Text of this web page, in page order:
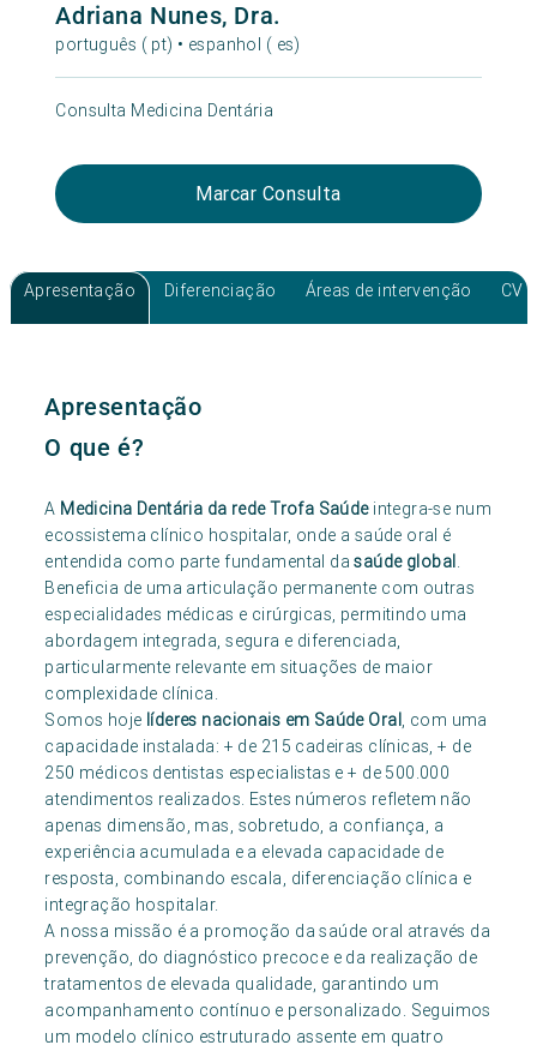
Adriana Nunes, Dra.
português ( pt) • espanhol ( es)
Consulta Medicina Dentária
Marcar Consulta
Apresentação Diferenciação Áreas de intervenção CV
Apresentação
O que é?
A Medicina Dentária da rede Trofa Saúdeintegra-se num
ecossistema clínico hospitalar, onde a saúde oral é
entendida como parte fundamental dasaúde global .
Beneficia de uma articulação permanente com outras
especialidades médicas e cirúrgicas, permitindo uma
abordagem integrada, segura e diferenciada,
particularmente relevante em situações de maior
complexidade clínica.
Somos hoje líderes nacionais em Saúde Oral , com uma
capacidade instalada: + de 215 cadeiras clínicas, + de
250 médicos dentistas especialistas e + de 500.000
atendimentos realizados. Estes números refletem não
apenas dimensão, mas, sobretudo, a confiança, a
experiência acumulada e a elevada capacidade de
resposta, combinando escala, diferenciação clínica e
integração hospitalar.
A nossa missão é a promoção da saúde oral através da
prevenção, do diagnóstico precoce e da realização de
tratamentos de elevada qualidade, garantindo um
acompanhamento contínuo e personalizado. Seguimos
um modelo clínico estruturado assente em quatro